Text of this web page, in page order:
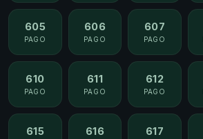
605
PAGO
606
PAGO
607
PAGO
610
PAGO
611
PAGO
612
PAGO
615 616 617